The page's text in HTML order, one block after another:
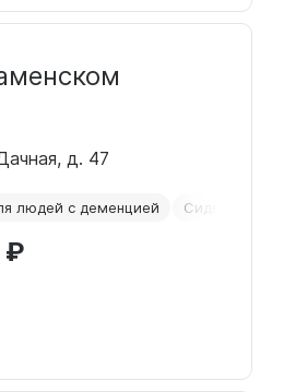
д. 47
людей с деменцией Сиделки
₽